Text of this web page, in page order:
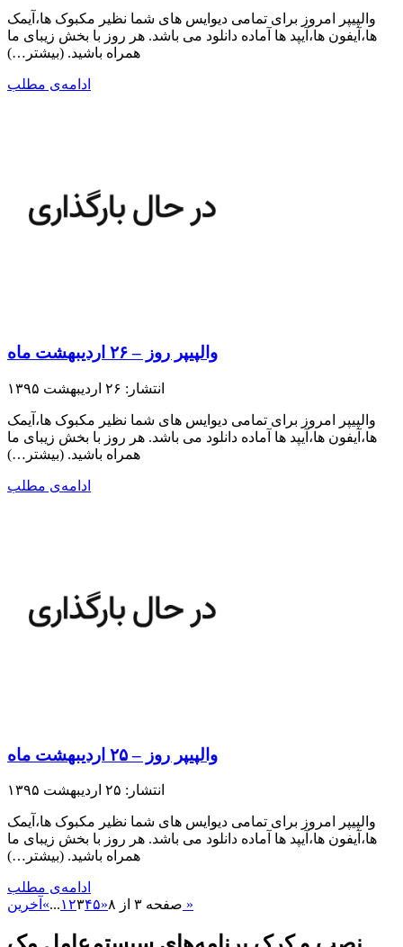
والپیپر امروز برای تمامی دیوایس های شما نظیر مکبوک ها،آیمک
ها،آیفون ها،آیپد ها آماده دانلود می باشد. هر روز با بخش زیبای ما
همراه باشید.​ (بیشتر…)
ادامه‌ی مطلب
والپیپر روز – ۲۶ اردیبهشت ماه
انتشار: ۲۶ اردیبهشت ۱۳۹۵
والپیپر امروز برای تمامی دیوایس های شما نظیر مکبوک ها،آیمک
ها،آیفون ها،آیپد ها آماده دانلود می باشد. هر روز با بخش زیبای ما
همراه باشید.​ (بیشتر…)
ادامه‌ی مطلب
والپیپر روز – ۲۵ اردیبهشت ماه
انتشار: ۲۵ اردیبهشت ۱۳۹۵
والپیپر امروز برای تمامی دیوایس های شما نظیر مکبوک ها،آیمک
ها،آیفون ها،آیپد ها آماده دانلود می باشد. هر روز با بخش زیبای ما
همراه باشید.​ (بیشتر…)
ادامه‌ی مطلب
صفحه ۳ از ۸
« ۱۲۳۴۵ ...
» آخرین »